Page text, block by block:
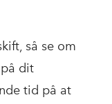
så se om
dit
tid på at